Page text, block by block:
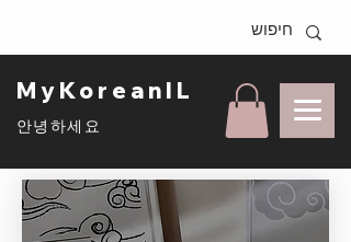
MyKoreanIL
안녕하세요